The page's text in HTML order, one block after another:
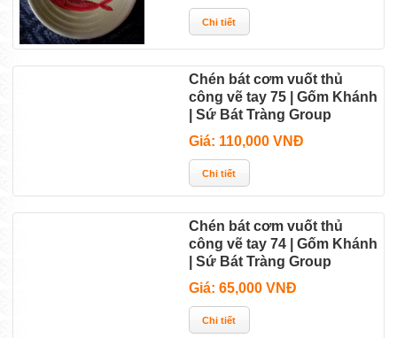
Chén bát cơm vuốt thủ
công vẽ tay 75 | Gốm Khánh
| Sứ Bát Tràng Group
Giá: 110,000 VNĐ
Chén bát cơm vuốt thủ
công vẽ tay 74 | Gốm Khánh
| Sứ Bát Tràng Group
Giá: 65,000 VNĐ